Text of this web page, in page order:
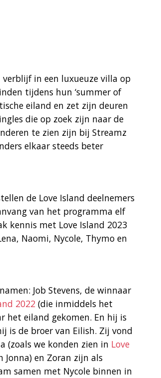
in een luxueuze villa op
tijdens hun ‘summer of
eiland en zet zijn deuren
die op zoek zijn naar de
te zien zijn bij Streamz
elkaar steeds beter
de Love Island deelnemers
van het programma elf
kennis met Love Island 2023
Naomi, Nycole, Thymo en
Job Stevens, de winnaar
2022 (die inmiddels het
het eiland gekomen. En hij is
is de broer van Eilish. Zij vond
(zoals we konden zien in Love
Jonna) en Zoran zijn als
samen met Nycole binnen in